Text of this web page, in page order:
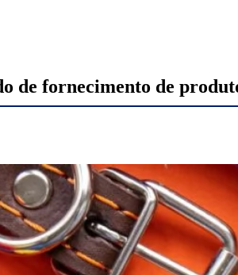
de fornecimento de